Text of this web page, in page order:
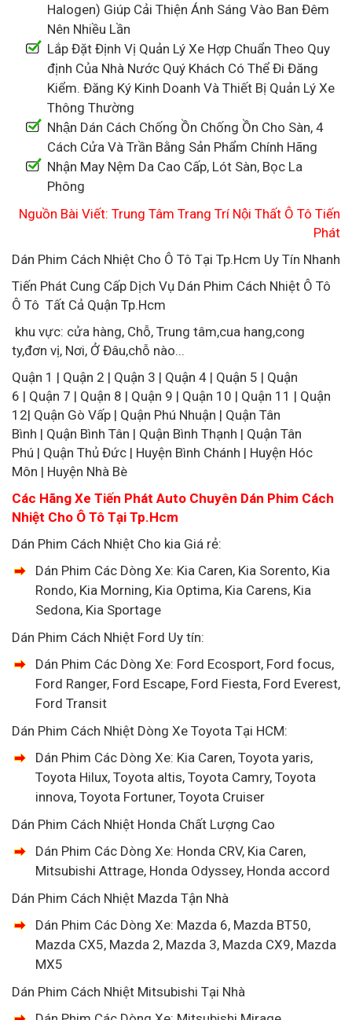
Halogen) Giúp Cải Thiện Ánh Sáng Vào Ban Đêm
Nên Nhiều Lần
Lắp Đặt Định Vị Quản Lý Xe Hợp Chuẩn Theo Quy
định Của Nhà Nước Quý Khách Có Thể Đi Đăng
Kiểm. Đăng Ký Kinh Doanh Và Thiết Bị Quản Lý Xe
Thông Thường
Nhận Dán Cách Chống Ồn Chống Ồn Cho Sàn, 4
Cách Cửa Và Trần Bằng Sản Phẩm Chính Hãng
Nhận May Nệm Da Cao Cấp, Lót Sàn, Bọc La
Phông
Nguồn Bài Viết: Trung Tâm Trang Trí Nội Thất Ô Tô Tiến
Phát
Dán Phim Cách Nhiệt Cho Ô Tô Tại Tp.Hcm Uy Tín Nhanh
Tiến Phát Cung Cấp Dịch Vụ Dán Phim Cách Nhiệt Ô Tô
Ô Tô Tất Cả Quận Tp.Hcm
khu vực: cửa hàng, Chỗ, Trung tâm,cua hang,cong
ty,đơn vị, Nơi, Ở Đâu,chỗ nào...
Quận 1 | Quận 2 | Quận 3 | Quận 4 | Quận 5 | Quận
6 | Quận 7 | Quận 8 | Quận 9 | Quận 10 | Quận 11 | Quận
12| Quận Gò Vấp | Quận Phú Nhuận | Quận Tân
Bình | Quận Bình Tân | Quận Bình Thạnh | Quận Tân
Phú | Quận Thủ Đức | Huyện Bình Chánh | Huyện Hóc
Môn | Huyện Nhà Bè
Các Hãng Xe Tiến Phát Auto Chuyên Dán Phim Cách
Nhiệt Cho Ô Tô Tại Tp.Hcm
Dán Phim Cách Nhiệt Cho kia Giá rẻ:
Dán Phim Các Dòng Xe: Kia Caren, Kia Sorento, Kia
Rondo, Kia Morning, Kia Optima, Kia Carens, Kia
Sedona, Kia Sportage
Dán Phim Cách Nhiệt Ford Uy tín:
Dán Phim Các Dòng Xe: Ford Ecosport, Ford focus,
Ford Ranger, Ford Escape, Ford Fiesta, Ford Everest,
Ford Transit
Dán Phim Cách Nhiệt Dòng Xe Toyota Tại HCM:
Dán Phim Các Dòng Xe: Kia Caren, Toyota yaris,
Toyota Hilux, Toyota altis, Toyota Camry, Toyota
innova, Toyota Fortuner, Toyota Cruiser
Dán Phim Cách Nhiệt Honda Chất Lượng Cao
Dán Phim Các Dòng Xe: Honda CRV, Kia Caren,
Mitsubishi Attrage, Honda Odyssey, Honda accord
Dán Phim Cách Nhiệt Mazda Tận Nhà
Dán Phim Các Dòng Xe: Mazda 6, Mazda BT50,
Mazda CX5, Mazda 2, Mazda 3, Mazda CX9, Mazda
MX5
Dán Phim Cách Nhiệt Mitsubishi Tại Nhà